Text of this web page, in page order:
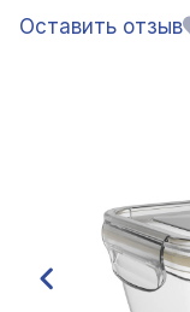
Оставить отзыв